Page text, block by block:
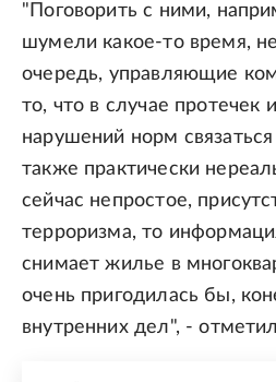
"Поговорить с ними,
шумели какое-то время,
очередь, управляющие
то, что в случае протечек
нарушений норм
также практически
сейчас непростое,
терроризма, то
снимает жилье в
очень пригодилась бы,
внутренних дел", -